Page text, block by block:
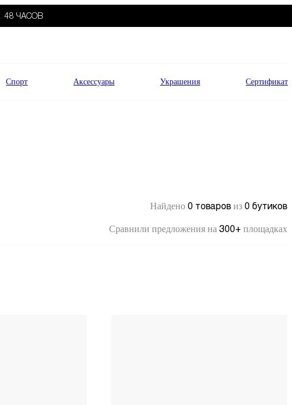
48 ЧАСОВ
Спорт Аксессуары Украшения Сертификат
Найдено 0 товаров из 0 бутиков
Сравнили предложения на 300+ площадках